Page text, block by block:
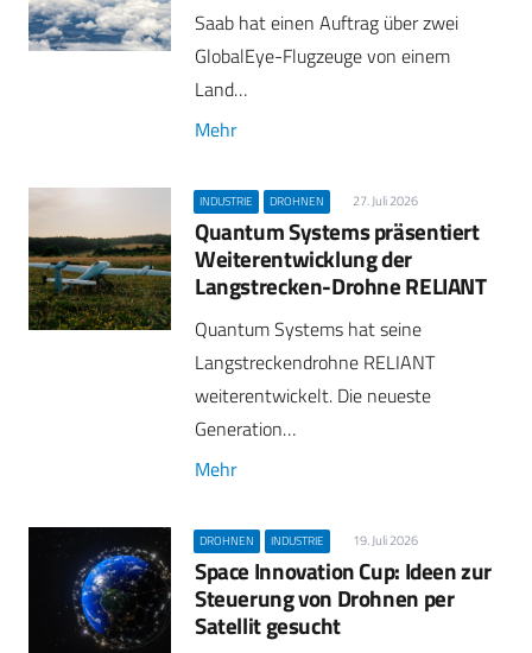
Saab hat einen Auftrag über zwei
GlobalEye-Flugzeuge von einem
Land…
Mehr
INDUSTRIE DROHNEN 27. Juli 2026
Quantum Systems präsentiert
Weiterentwicklung der
Langstrecken-Drohne RELIANT
Quantum Systems hat seine
Langstreckendrohne RELIANT
weiterentwickelt. Die neueste
Generation…
Mehr
DROHNEN INDUSTRIE 19. Juli 2026
Space Innovation Cup: Ideen zur
Steuerung von Drohnen per
Satellit gesucht